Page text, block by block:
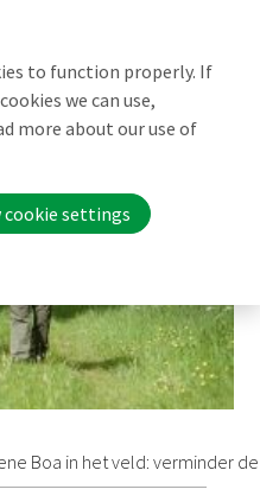
Boa in het veld: verminder
Home
to function properly. If
we can use,
more about our use of
cookie settings